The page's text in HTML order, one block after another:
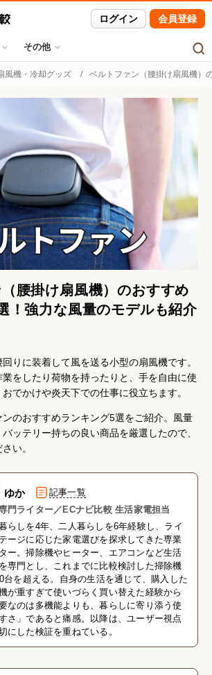
ログイン 会員登録
その他
風機・冷却グッズ ベルトファン（腰掛け扇風機）
腰掛け扇風機）のおすすめ
！強力な風量のモデルも紹介
りに装着して風を送る小型の扇風機です。
をしたり荷物を持ったりと、手を自由に使
でかけや炎天下での仕事に役立ちます。
のおすすめランキング5選をご紹介。風量
ッテリー持ちの良い商品を厳選したので、
い。
ゆか
記事一覧
門ライター／ECナビ比較 生活家電担当
らしを4年、二人暮らしを6年経験し、ライ
ージに応じた家電選びを探求してきた専業
ー。掃除機やヒーター、エアコンなど生活
専門とし、これまでに比較検討した掃除機
台を超える。自身の生活を通じて、購入した
が重すぎて使いづらく買い替えた経験から
要なのは多機能よりも、暮らしに寄り添う使
さ」であると痛感。以降は、ユーザー視点
にした検証を重ねている。